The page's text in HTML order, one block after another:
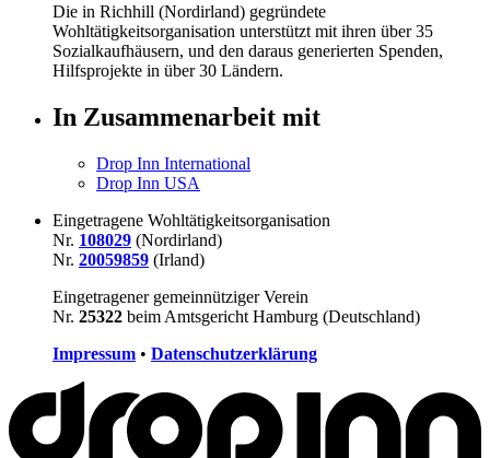
Die in Richhill (Nordirland) gegründete
Wohltätigkeitsorganisation unterstützt mit ihren über35
Sozialkaufhäusern, und den daraus generierten Spenden,
Hilfsprojekte in über30 Ländern.
In Zusammenarbeit mit
Drop Inn International
Drop Inn USA
Eingetragene Wohltätigkeitsorganisation
Nr. 108029 (Nordirland)
Nr. 20059859 (Irland)
Eingetragener gemeinnütziger Verein
Nr. 25322 beim Amtsgericht Hamburg (Deutschland)
Impressum • Datenschutzerklärung